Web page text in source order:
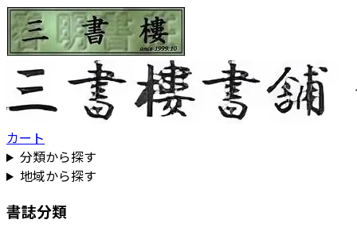
カート
分類から探す
地域から探す
書誌分類